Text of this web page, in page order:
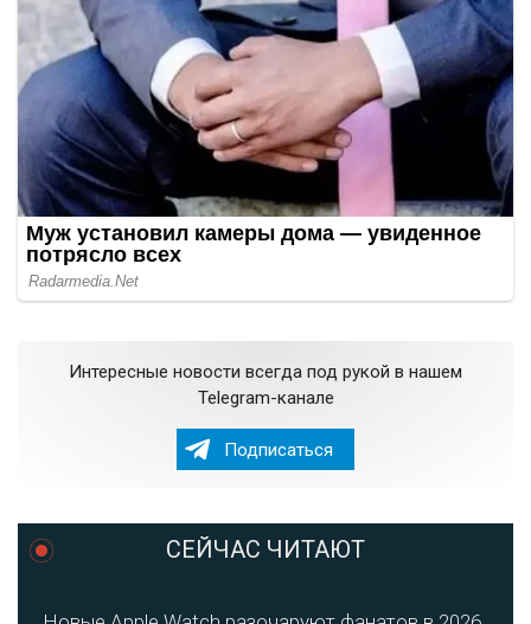
Интересные новости всегда под рукой в нашем
Telegram-канале
Подписаться
СЕЙЧАС ЧИТАЮТ